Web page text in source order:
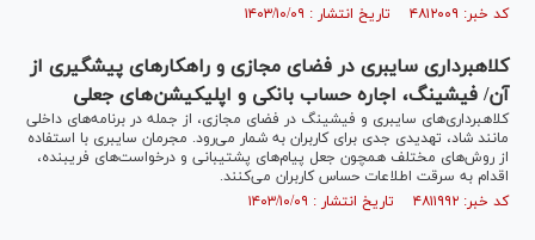
کد خبر: ۴۸۱۲۰۰۹ تاریخ انتشار : ۱۴۰۳/۱۰/۰۹
کلاهبرداری سایبری در فضای مجازی و راهکار‌های پیشگیری از
آن/ فیشینگ، اجاره حساب بانکی و اپلیکیشن‌های جعلی
کلاهبرداری‌های سایبری و فیشینگ در فضای مجازی، از جمله در برنامه‌های داخلی
مانند شاد، تهدیدی جدی برای کاربران به شمار می‌رود. مجرمان سایبری با استفاده
از روش‌های مختلف همچون جعل پیام‌های پشتیبانی و درخواست‌های فریبنده،
اقدام به سرقت اطلاعات حساس کاربران می‌کنند.
کد خبر: ۴۸۱۱۹۹۲ تاریخ انتشار : ۱۴۰۳/۱۰/۰۹